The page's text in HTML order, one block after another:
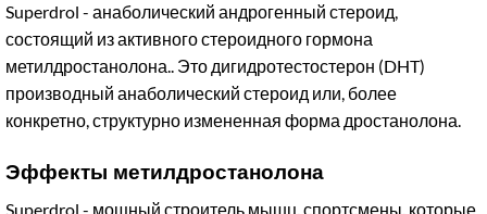
Superdrol - анаболический андрогенный стероид,
состоящий из активного стероидного гормона
метилдростанолона.. Это дигидротестостерон (DHT)
производный анаболический стероид или, более
конкретно, структурно измененная форма дростанолона.
Эффекты метилдростанолона
Superdrol - мощный строитель мышц, спортсмены, которые